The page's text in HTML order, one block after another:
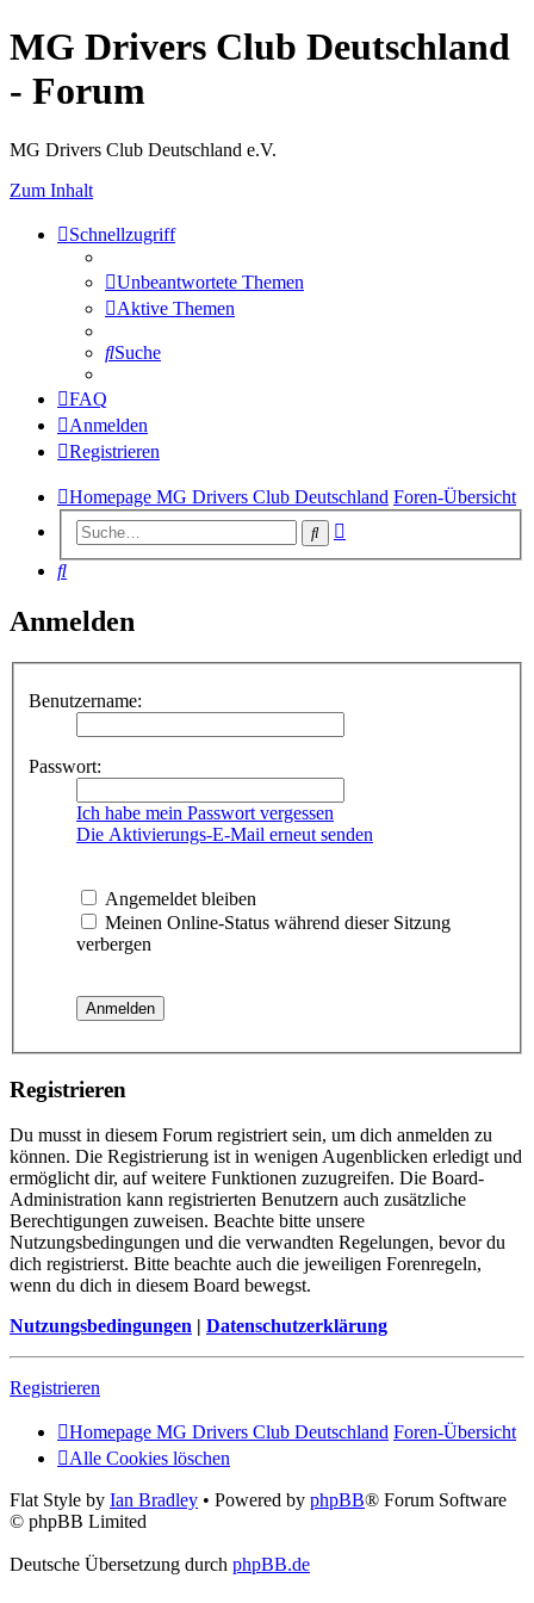
MG Drivers Club Deutschland
- Forum
MG Drivers Club Deutschland e.V.
Zum Inhalt
Schnellzugriff
Unbeantwortete Themen
Aktive Themen
Suche
FAQ
Anmelden
Registrieren
Homepage MG Drivers Club Deutschland Foren-Übersicht
Suche
Suche
Anmelden
Benutzername:
Passwort:
Ich habe mein Passwort vergessen
Die Aktivierungs-E-Mail erneut senden
Angemeldet bleiben
Meinen Online-Status während dieser Sitzung
verbergen
Registrieren
Du musst in diesem Forum registriert sein, um dich anmelden zu
können. Die Registrierung ist in wenigen Augenblicken erledigt und
ermöglicht dir, auf weitere Funktionen zuzugreifen. Die Board-
Administration kann registrierten Benutzern auch zusätzliche
Berechtigungen zuweisen. Beachte bitte unsere
Nutzungsbedingungen und die verwandten Regelungen, bevor du
dich registrierst. Bitte beachte auch die jeweiligen Forenregeln,
wenn du dich in diesem Board bewegst.
Nutzungsbedingungen | Datenschutzerklärung
Registrieren
Homepage MG Drivers Club Deutschland Foren-Übersicht
Alle Cookies löschen
Flat Style by Ian Bradley • Powered by phpBB® Forum Software
© phpBB Limited
Deutsche Übersetzung durch phpBB.de